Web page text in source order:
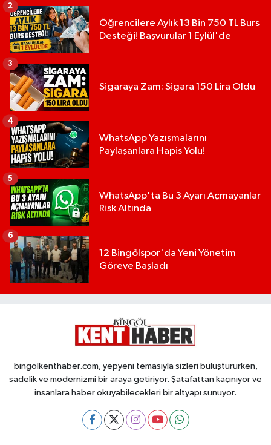
Öğrencilere Aylık 13 Bin 750 TL Burs
Desteği! Başvurular 1 Eylül'de
2
Sigaraya Zam: Sigara 150 Lira Oldu
3
WhatsApp Yazışmalarını
Paylaşanlara Hapis Yolu!
4
WhatsApp'ta Bu 3 Ayarı Açmayanlar
Risk Altında
5
12 Bingölspor'da Yeni Yönetim
Göreve Başladı
6
bingolkenthaber.com, yepyeni temasıyla sizleri buluştururken,
sadelik ve modernizmi bir araya getiriyor. Şatafattan kaçınıyor ve
insanlara haber okuyabilecekleri bir altyapı sunuyor.